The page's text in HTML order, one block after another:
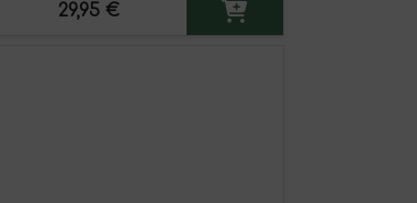
29,95 €